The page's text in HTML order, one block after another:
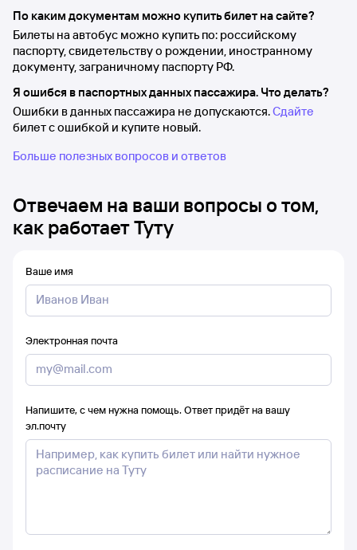
По каким документам можно купить билет на сайте?
Билеты на автобус можно купить по: российскому
паспорту, свидетельству о рождении, иностранному
документу, заграничному паспорту РФ.
Я ошибся в паспортных данных пассажира. Что делать?
Ошибки в данных пассажира не допускаются.Сдайте
билет с ошибкой и купите новый.
Больше полезных вопросов и ответов
Отвечаем на ваши вопросы о том,
как работает Туту
Ваше имя
Электронная почта
Напишите, с чем нужна помощь. Ответ придёт на вашу
эл.почту